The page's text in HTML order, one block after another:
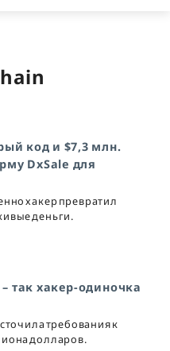
код и $7,3 млн.
DxSale для
хакер превратил
деньги.
так хакер-одиночка
требования к
долларов.